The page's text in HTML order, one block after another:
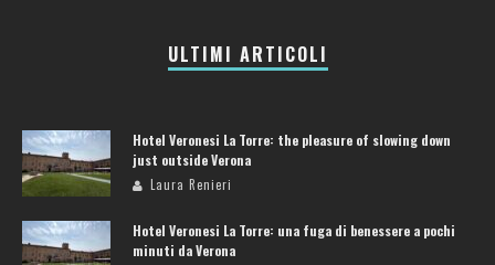
ULTIMI ARTICOLI
Hotel Veronesi La Torre: the pleasure of slowing down
just outside Verona
Laura Renieri
Hotel Veronesi La Torre: una fuga di benessere a pochi
minuti da Verona